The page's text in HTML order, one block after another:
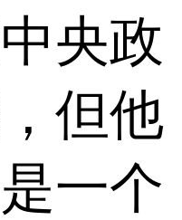
央政
但他
一个